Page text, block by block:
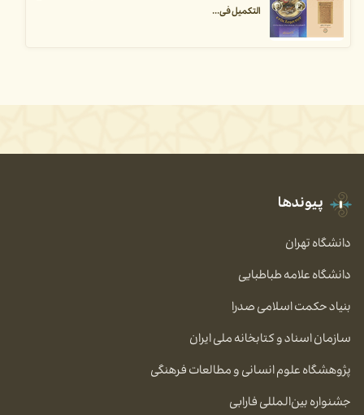
التکمیل فی...
پیوندها
دانشگاه تهران
دانشگاه علامه طباطبایی
بنیاد حکمت اسلامی صدرا
سازمان اسناد و کتابخانه ملی ایران
پژوهشگاه علوم انسانی و مطالعات فرهنگی
جشنواره بین‌المللی فارابی